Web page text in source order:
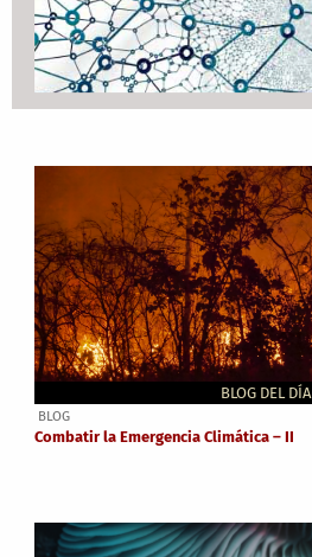
BLOG DEL DÍA
BLOG
Combatir la Emergencia Climática – II